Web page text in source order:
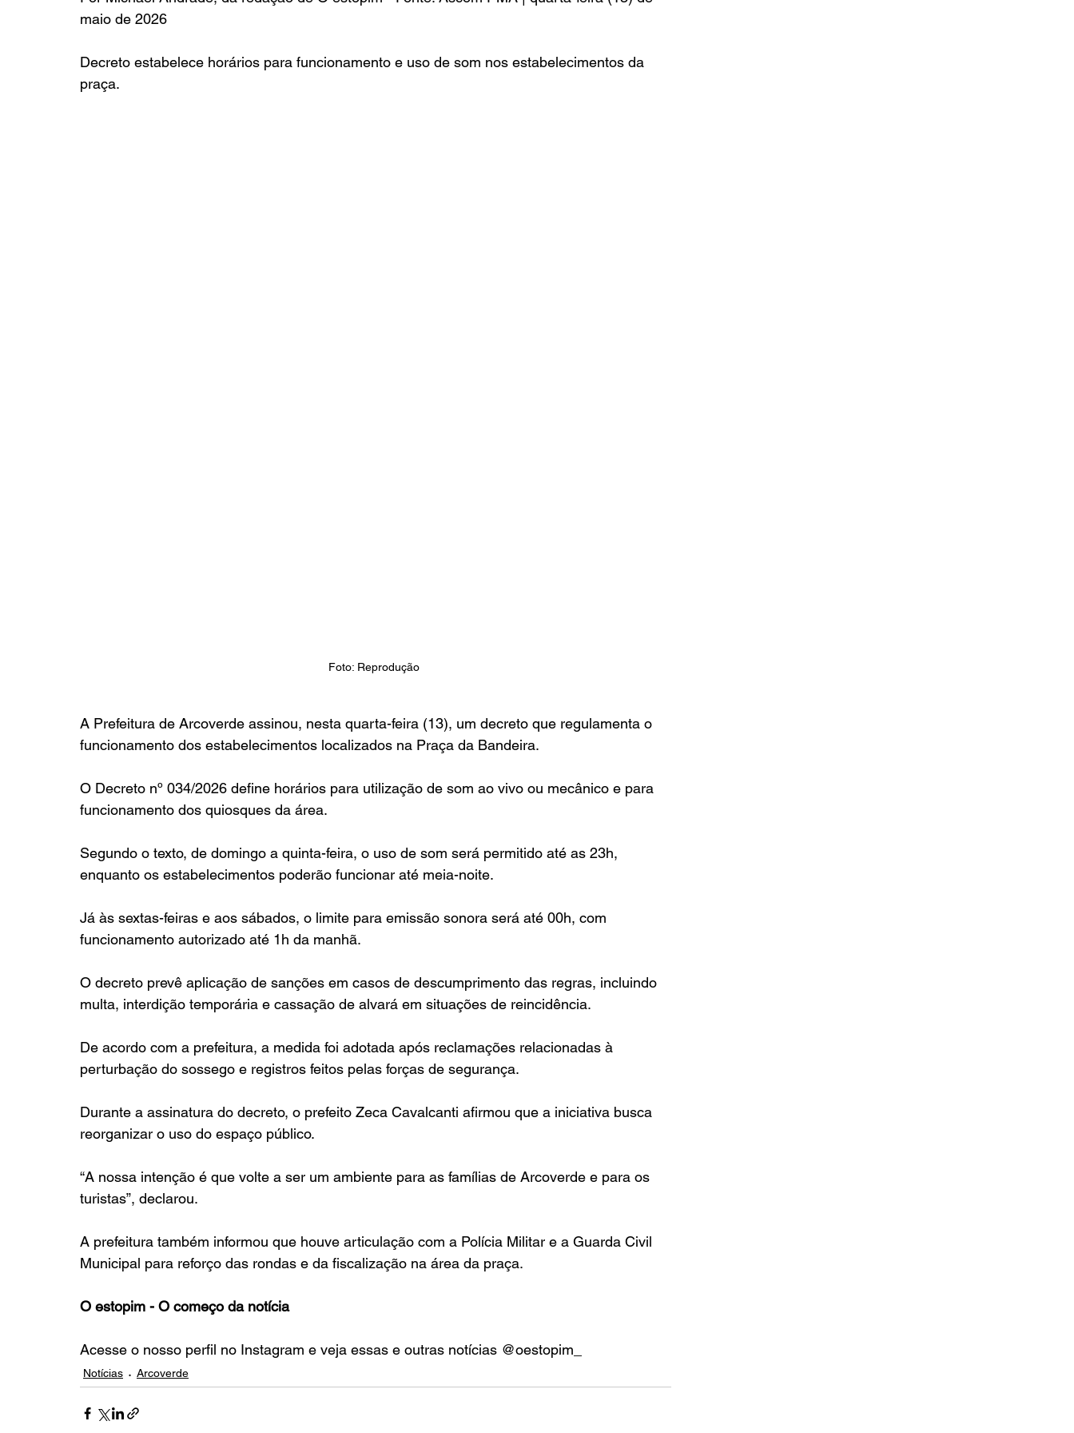
maio de 2026
Decreto estabelece horários para funcionamento e uso de som nos estabelecimentos da
praça.
Foto: Reprodução
A Prefeitura de Arcoverde assinou, nesta quarta-feira (13), um decreto que regulamenta o
funcionamento dos estabelecimentos localizados na Praça da Bandeira.
O Decreto nº 034/2026 define horários para utilização de som ao vivo ou mecânico e para
funcionamento dos quiosques da área.
Segundo o texto, de domingo a quinta-feira, o uso de som será permitido até as 23h,
enquanto os estabelecimentos poderão funcionar até meia-noite.
Já às sextas-feiras e aos sábados, o limite para emissão sonora será até 00h, com
funcionamento autorizado até 1h da manhã.
O decreto prevê aplicação de sanções em casos de descumprimento das regras, incluindo
multa, interdição temporária e cassação de alvará em situações de reincidência.
De acordo com a prefeitura, a medida foi adotada após reclamações relacionadas à
perturbação do sossego e registros feitos pelas forças de segurança.
Durante a assinatura do decreto, o prefeito Zeca Cavalcanti afirmou que a iniciativa busca
reorganizar o uso do espaço público.
“A nossa intenção é que volte a ser um ambiente para as famílias de Arcoverde e para os
turistas”, declarou.
A prefeitura também informou que houve articulação com a Polícia Militar e a Guarda Civil
Municipal para reforço das rondas e da fiscalização na área da praça.
O estopim - O começo da notícia
Acesse o nosso perfil no Instagram e veja essas e outras notícias @oestopim_
Notícias Arcoverde